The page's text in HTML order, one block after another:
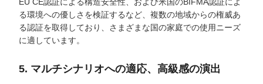
る環境への優しさを検証するなど、複数の地域からの権威あ
る認証を取得しており、さまざまな国の家庭での使用ニーズ
に適しています。
5. マルチシナリオへの適応、高級感の演出